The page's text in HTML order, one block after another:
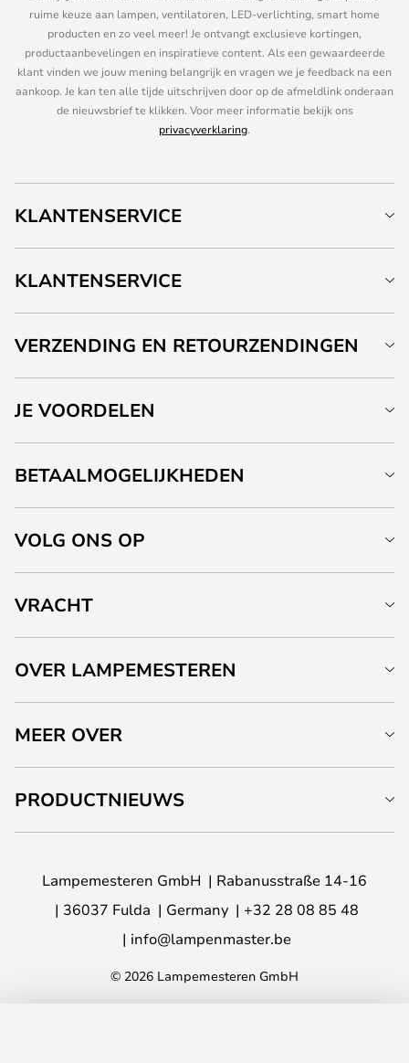
ruime keuze aan lampen, ventilatoren, LED-verlichting, smart home
producten en zo veel meer! Je ontvangt exclusieve kortingen,
productaanbevelingen en inspiratieve content. Als een gewaardeerde
klant vinden we jouw mening belangrijk en vragen we je feedback na een
aankoop. Je kan ten alle tijde uitschrijven door op de afmeldlink onderaan
de nieuwsbrief te klikken. Voor meer informatie bekijk ons
privacyverklaring.
KLANTENSERVICE
KLANTENSERVICE
VERZENDING EN RETOURZENDINGEN
JE VOORDELEN
BETAALMOGELIJKHEDEN
VOLG ONS OP
VRACHT
OVER LAMPEMESTEREN
MEER OVER
PRODUCTNIEUWS
Lampemesteren GmbH
Rabanusstraße 14-16
36037 Fulda
Germany
+32 28 08 85 48
info@lampenmaster.be
© 2026 Lampemesteren GmbH